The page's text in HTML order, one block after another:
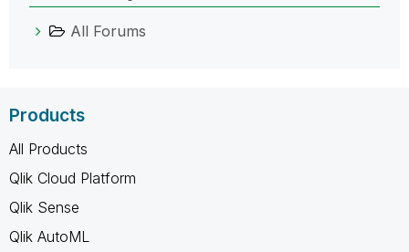
All Forums
Products
All Products
Qlik Cloud Platform
Qlik Sense
Qlik AutoML